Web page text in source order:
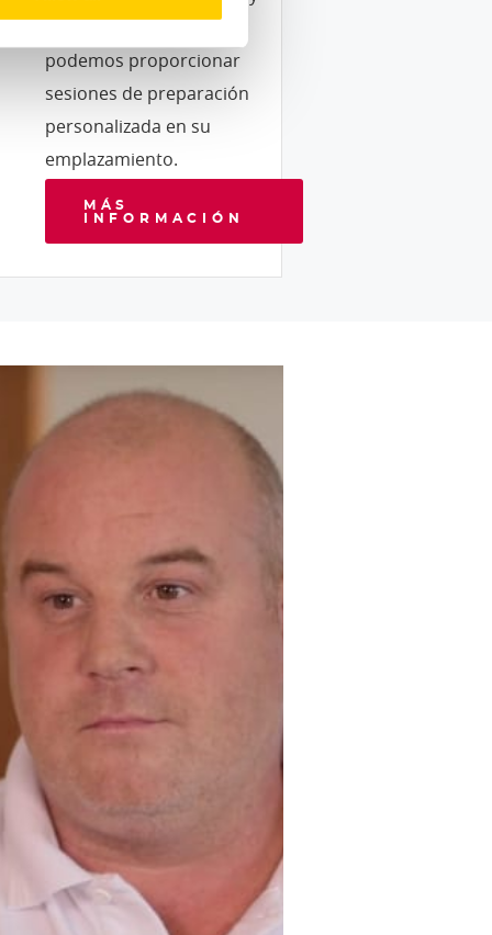
si lo desea, también
podemos proporcionar
sesiones de preparación
personalizada en su
emplazamiento.
MÁS
INFORMACIÓN